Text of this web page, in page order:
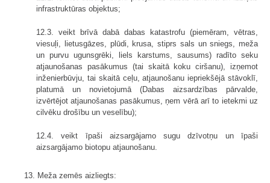
infrastruktūras objektus;
12.3. veikt brīvā dabā dabas katastrofu (piemēram, vētras,
viesuļi, lietusgāzes, plūdi, krusa, stiprs sals un sniegs, meža
un purvu ugunsgrēki, liels karstums, sausums) radīto seku
atjaunošanas pasākumus (tai skaitā koku ciršanu), izņemot
inženierbūvju, tai skaitā ceļu, atjaunošanu iepriekšējā stāvoklī,
platumā un novietojumā (Dabas aizsardzības pārvalde,
izvērtējot atjaunošanas pasākumus, ņem vērā arī to ietekmi uz
cilvēku drošību un veselību);
12.4. veikt īpaši aizsargājamo sugu dzīvotņu un īpaši
aizsargājamo biotopu atjaunošanu.
13. Meža zemēs aizliegts: